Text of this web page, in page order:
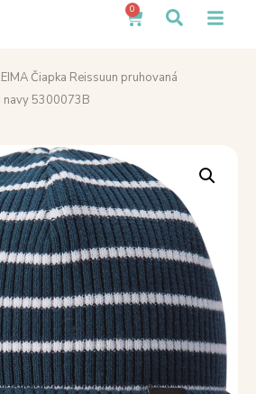
0
Čiapka Reissuun pruhovaná
5300073B